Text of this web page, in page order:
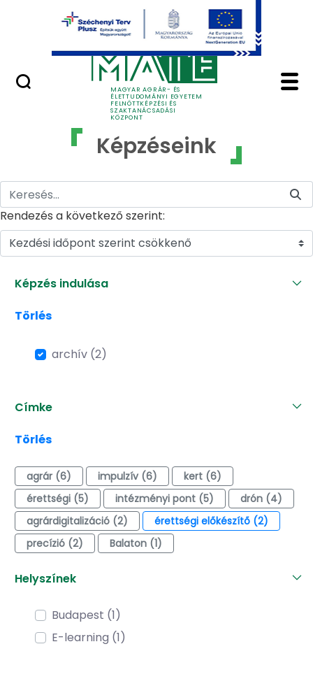
Ugrás a fő tartalomhoz
MAGYAR AGRÁR- ÉS
ÉLETTUDOMÁNYI EGYETEM
FELNŐTTKÉPZÉSI ÉS
SZAKTANÁCSADÁSI
KÖZPONT
Képzéseink - MATE
Képzéseink
Rendezés a következő szerint:
Kezdési időpont szerint csökkenő
Képzés indulása
Törlés
archív (2)
Címke
Törlés
agrár (6) impulzív (6)
kert (6)
érettségi (5)
intézményi pont (5)
drón (4)
agrárdigitalizáció (2)
érettségi előkészítő (2)
precízió (2)
Balaton (1)
Helyszínek
Budapest (1)
E-learning (1)